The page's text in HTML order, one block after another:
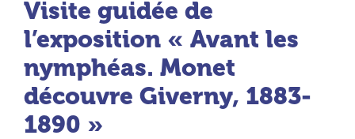
Visite guidée de
l’exposition « Avant les
nymphéas. Monet
découvre Giverny, 1883-
1890 »